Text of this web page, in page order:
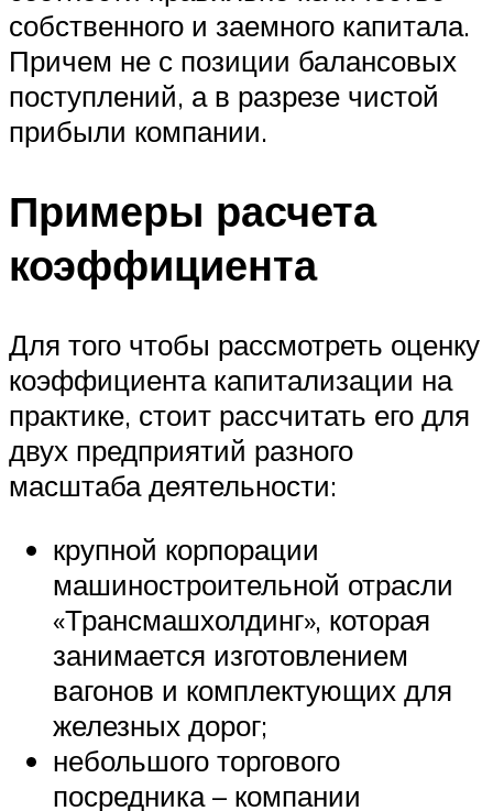
собственного и заемного капитала.
Причем не с позиции балансовых
поступлений, а в разрезе чистой
прибыли компании.
Примеры расчета
коэффициента
Для того чтобы рассмотреть оценку
коэффициента капитализации на
практике, стоит рассчитать его для
двух предприятий разного
масштаба деятельности:
крупной корпорации
машиностроительной отрасли
«Трансмашхолдинг», которая
занимается изготовлением
вагонов и комплектующих для
железных дорог;
небольшого торгового
посредника – компании